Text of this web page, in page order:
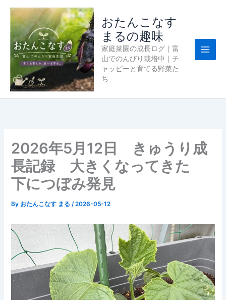
おたんこなす
まるの趣味
家庭菜園の成長ログ｜富
山でのんびり栽培中｜チ
ャッピーと育てる野菜た
ち
2026年5月12日 きゅうり成
長記録 大きくなってきた
下につぼみ発見
By おたんこなす まる/2026-05-12